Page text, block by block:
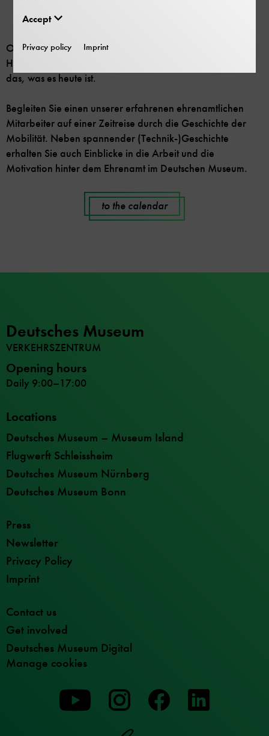
Ohne den unermüdlichen Einsatz unserer freiwilligen
Helfer wäre das Deutsche Museum Verkehrszentrum nicht
das, was es heute ist.
Begleiten Sie einen unserer erfahrenen ehrenamtlichen
Mitarbeiter auf einer Zeitreise durch die Geschichte der
Mobilität. Neben spannender (Technik-)Geschichte
erhalten Sie auch Einblicke in die Arbeit und die
Motivation hinter dem Ehrenamt im Deutschen Museum.
to the calendar
Deutsches Museum
VERKEHRSZENTRUM
Opening hours
Daily 9:00–17:00
Locations
Deutsches Museum – Museum Island
Flugwerft Schleissheim
Deutsches Museum Nürnberg
Deutsches Museum Bonn
Press
Newsletter
Privacy Policy
Imprint
Contact us
Get involved
Deutsches Museum Digital
Manage cookies
To
our
Youtube
To
our
Instagram
To
our
Accept
Privacy policy Imprint